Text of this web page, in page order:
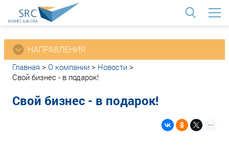
НАПРАВЛЕНИЯ
Главная > О компании > Новости >
Свой бизнес - в подарок!
Свой бизнес - в подарок!